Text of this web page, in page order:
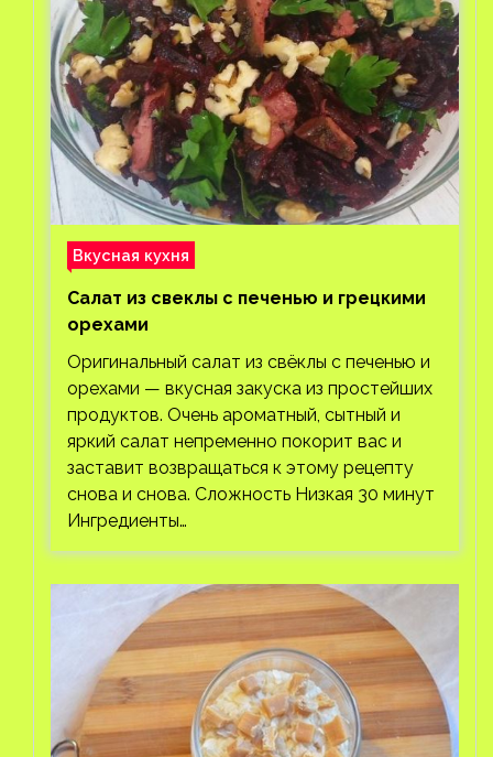
Вкусная кухня
Салат из свеклы с печенью и грецкими
орехами
Оригинальный салат из свёклы с печенью и
орехами — вкусная закуска из простейших
продуктов. Очень ароматный, сытный и
яркий салат непременно покорит вас и
заставит возвращаться к этому рецепту
снова и снова. Сложность Низкая 30 минут
Ингредиенты…